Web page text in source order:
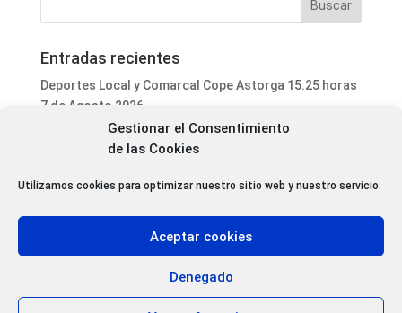
Gestionar el Consentimiento
de las Cookies
Utilizamos cookies para optimizar nuestro sitio web y nuestro servicio.
Aceptar cookies
Denegado
Entradas recientes
Deportes Local y Comarcal Cope Astorga 15.25 horas
7 de Agosto 2026
Informativo Mediodía Cope Astorga 14.20 horas 7 de
Agosto 2026
San Justo de la Vega acoge este fin de semana un
Programa Local Cope Astorga 7 de Agosto 2026
Abiertas las inscripciones para el XXVII Torneo de
Ajedrez de las Fiestas de Santa Marta